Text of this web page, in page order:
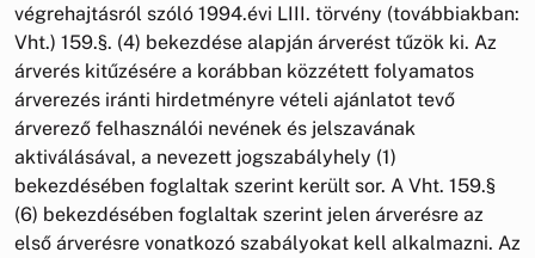
végrehajtásról szóló 1994.évi LIII. törvény (továbbiakban:
Vht.) 159.§. (4) bekezdése alapján árverést tűzök ki. Az
árverés kitűzésére a korábban közzétett folyamatos
árverezés iránti hirdetményre vételi ajánlatot tevő
árverező felhasználói nevének és jelszavának
aktiválásával, a nevezett jogszabályhely (1)
bekezdésében foglaltak szerint került sor. A Vht. 159.§
(6) bekezdésében foglaltak szerint jelen árverésre az
első árverésre vonatkozó szabályokat kell alkalmazni. Az